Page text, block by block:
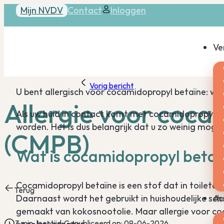
Mijn NVDV Contact Inloggen
Allergie voor
(CMPB)
Terug
U bent allergisch voor cocamidopropyl betaïne:
Als uw huid in contact komt met cocamidopropyl
worden. Het is dus belangrijk dat u zo weinig
Wat is cocamidopropyl
Cocamidopropyl betaïne is een stof dat in
Daarnaast wordt het gebruikt in huishoudelijke
gemaakt van kokosnootolie. Maar allergie voor
Vorig bericht